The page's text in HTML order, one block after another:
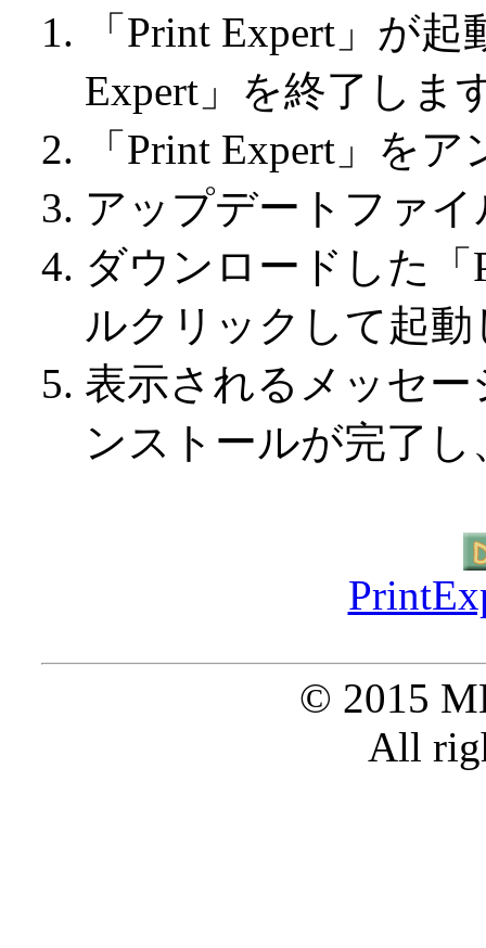
「Print Expert」が
Expert」を終了しま
「Print Expert」を
アップデートファ
ダウンロードした「
ルクリックして起
表示されるメッセ
ンストールが完了
© 2015
All